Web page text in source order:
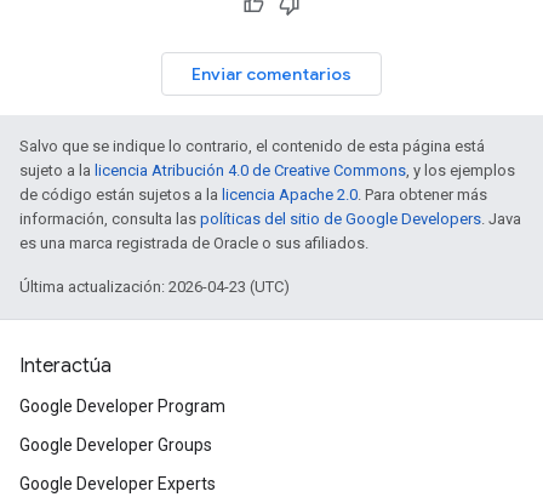
Enviar comentarios
Salvo que se indique lo contrario, el contenido de esta página está
sujeto a la licencia Atribución 4.0 de Creative Commons, y los ejemplos
de código están sujetos a la licencia Apache 2.0. Para obtener más
información, consulta las políticas del sitio de Google Developers. Java
es una marca registrada de Oracle o sus afiliados.
Última actualización: 2026-04-23 (UTC)
Interactúa
Google Developer Program
Google Developer Groups
Google Developer Experts